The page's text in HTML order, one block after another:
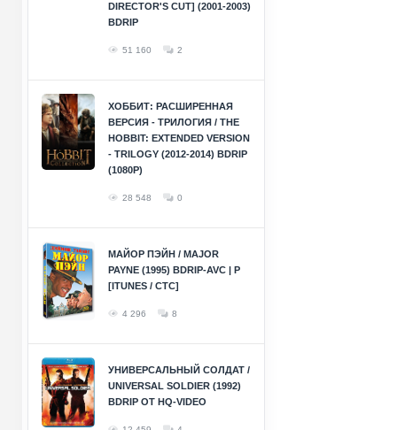
DIRECTOR'S CUT] (2001-2003)
BDRIP
51 160 2
ХОББИТ: РАСШИРЕННАЯ
ВЕРСИЯ - ТРИЛОГИЯ / THE
HOBBIT: EXTENDED VERSION
- TRILOGY (2012-2014) BDRIP
(1080P)
28 548 0
МАЙОР ПЭЙН / MAJOR
PAYNE (1995) BDRIP-AVC | P
[ITUNES / СТС]
4 296 8
УНИВЕРСАЛЬНЫЙ СОЛДАТ /
UNIVERSAL SOLDIER (1992)
BDRIP ОТ HQ-VIDEO